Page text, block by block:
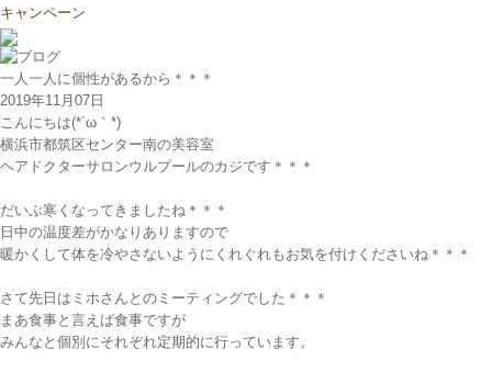
キャンペーン
一人一人に個性があるから＊＊＊
2019年11月07日
こんにちは(*´ω｀*)
横浜市都筑区センター南の美容室
ヘアドクターサロンウルプールのカジです＊＊＊
だいぶ寒くなってきましたね＊＊＊
日中の温度差がかなりありますので
暖かくして体を冷やさないようにくれぐれもお気を付けくださいね＊＊＊
さて先日はミホさんとのミーティングでした＊＊＊
まあ食事と言えば食事ですが
みんなと個別にそれぞれ定期的に行っています。